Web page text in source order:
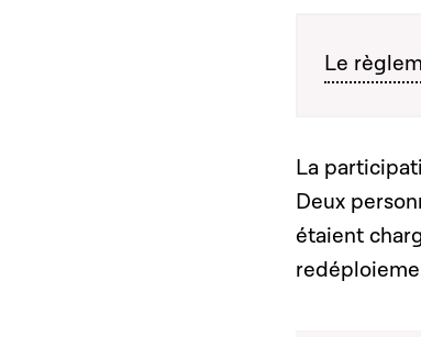
Le
La
Deux
étaient